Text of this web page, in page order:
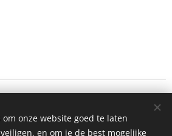
Webnode
onze website goed te laten
en om je de best mogelijke